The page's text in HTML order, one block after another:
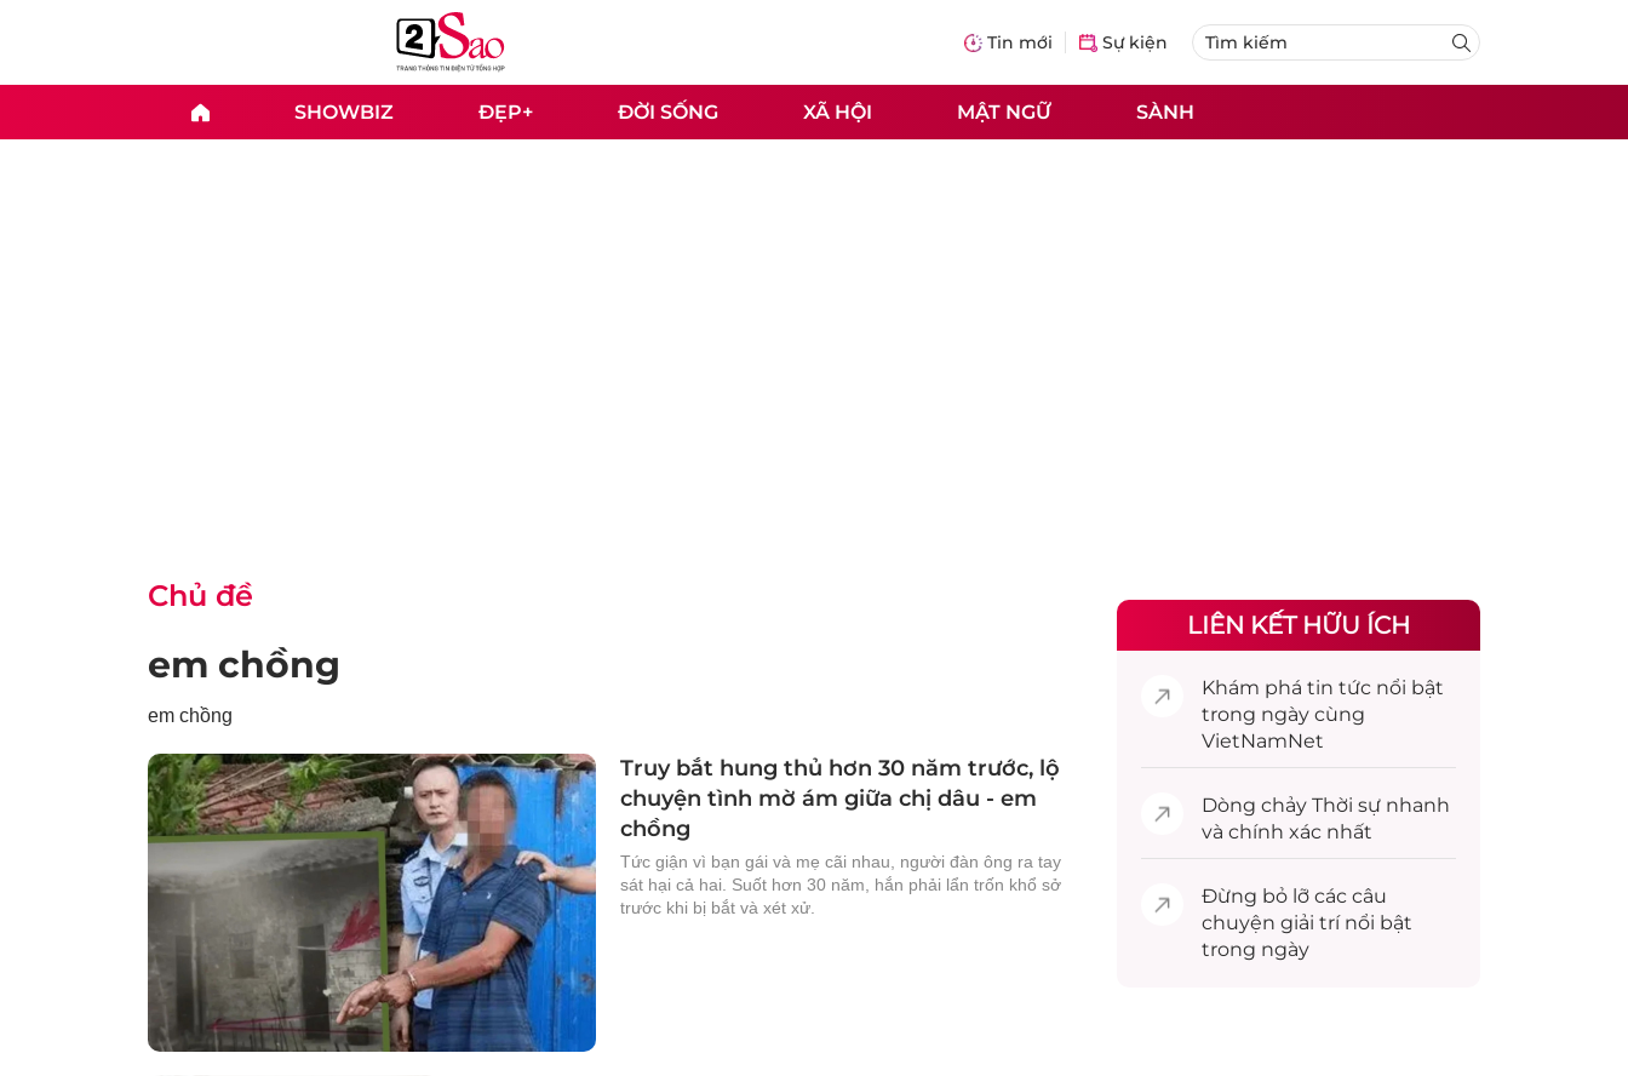
Tin mới Sự kiện
SHOWBIZ ĐẸP+ ĐỜI SỐNG XÃ HỘI MẬT NGỮ SÀNH
Chủ đề
em chồng
em chồng
Truy bắt hung thủ hơn 30 năm trước, lộ
chuyện tình mờ ám giữa chị dâu - em
chồng
Tức giận vì bạn gái và mẹ cãi nhau, người đàn ông ra tay
sát hại cả hai. Suốt hơn 30 năm, hắn phải lẩn trốn khổ sở
trước khi bị bắt và xét xử.
LIÊN KẾT HỮU ÍCH
Khám phá tin tức nổi bật
trong ngày cùng
VietNamNet
Dòng chảy Thời sự nhanh
và chính xác nhất
Đừng bỏ lỡ các câu
chuyện giải trínổi bật
trong ngày